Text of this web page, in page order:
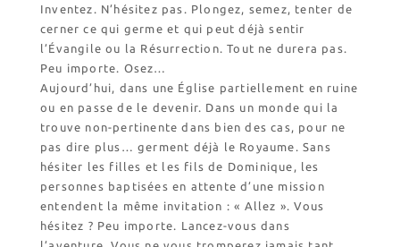
Inventez. N’hésitez pas. Plongez, semez, tenter de
cerner ce qui germe et qui peut déjà sentir
l’Évangile ou la Résurrection. Tout ne durera pas.
Peu importe. Osez…
Aujourd’hui, dans une Église partiellement en ruine
ou en passe de le devenir. Dans un monde qui la
trouve non-pertinente dans bien des cas, pour ne
pas dire plus… germent déjà le Royaume. Sans
hésiter les filles et les fils de Dominique, les
personnes baptisées en attente d’une mission
entendent la même invitation : « Allez ». Vous
hésitez ? Peu importe. Lancez-vous dans